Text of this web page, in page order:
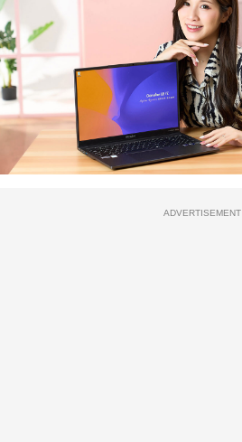
ADVERTISEMENT